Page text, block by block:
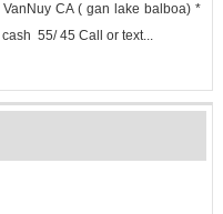
CA ( gan lake balboa) *
55/ 45 Call or text...